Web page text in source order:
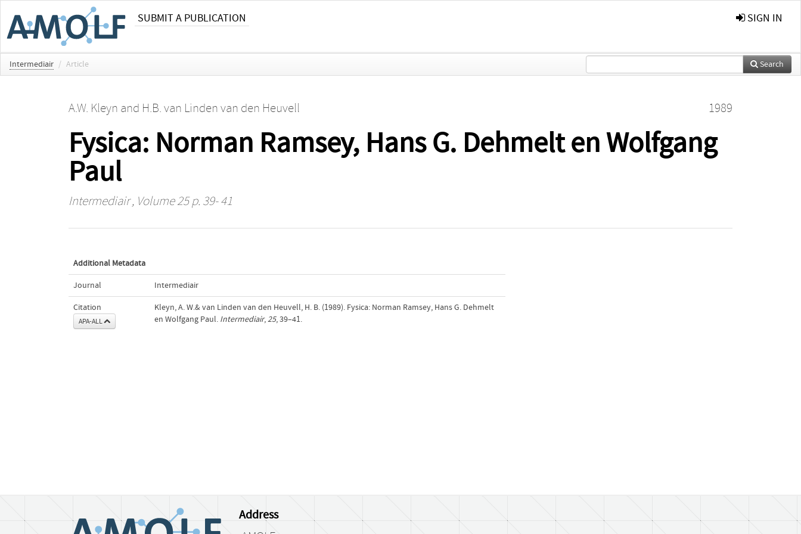
SUBMIT A PUBLICATION SIGN IN
Intermediair / Article Search
A.W. Kleyn and H.B. van Linden van den Heuvell 1989
Fysica: Norman Ramsey, Hans G. Dehmelt en Wolfgang
Paul
Intermediair, Volume 25 p. 39- 41
Additional Metadata
Journal Intermediair
Citation
APA-ALL
Kleyn, A. W.& van Linden van den Heuvell, H. B. (1989). Fysica: Norman Ramsey, Hans G. Dehmelt
en Wolfgang Paul. Intermediair,25, 39–41.
Address